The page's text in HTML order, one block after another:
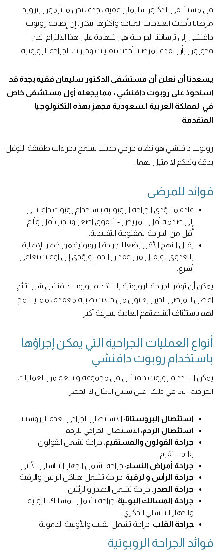
في مستشفى الدكتور سليمان فقيه ، جدة ، نحن ملتزمون بتزويد
مرضانا بأحدث العلاجات المتاحة وأكثرها ابتكارا. إن إضافة روبوت
دافنشي إلى ترسانتنا الجراحية هي شهادة على هذا الالتزام. نحن
فخورون بأن نقدم لمرضانا أحدث تقنيات وخبرات الجراحة الروبوتية
يسعدنا أن نعلن أن مستشفى الدكتور سليمان فقيه بجدة قد
استحوذ على روبوت دافنشي ، مما يجعله أول مستشفى خاص
في المملكة العربية السعودية مجهز بهذه التكنولوجيا
المتقدمة
روبوت دافنشي هو نظام جراحي حديث يسمح بإجراءات طفيفة التوغل
بدقة وتحكم لا مثيل لهما.
فوائد للمرضى
عادة ما تؤدي الجراحة الروبوتية باستخدام روبوت دافنشي
إلى صدمة أقل للمريض - شقوق أصغر وتندب أقل وألم
أقل من الجراحة المفتوحة التقليدية.
يقلل النهج الأقل بضعا للجراحة الروبوتية من خطر الإصابة
بالعدوى ، ويقلل من فقدان الدم ، ويؤدي إلى أوقات تعافي
أسرع.
يمكن أن توفر الجراحة الروبوتية باستخدام روبوت دافنشي شي نتائج
أفضل للمرضى الذين يعانون من حالات طبية معقدة ، مما يسمح
لهم باستئناف أنشطتهم العادية بسرعة أكبر.
أنواع العمليات الجراحية التي يمكن إجراؤها
باستخدام روبوت دافنشي
يمكن استخدام روبوت دافنشي في مجموعة واسعة من العمليات
الجراحية ، بما في ذلك ، على سبيل المثال لا الحصر:
استئصال البروستاتا: الاستئصال الجراحي لغدة البروستاتا
استئصال الرحم: الاستئصال الجراحي للرحم
جراحة القولون والمستقيم: جراحة تشمل القولون
والمستقيم
جراحة أمراض النساء: جراحة تشمل الجهاز التناسلي للأنثى
جراحة الرأس والرقبة: جراحة تشمل هياكل الرأس والرقبة
جراحة الصدر : جراحة تشمل الصدر والرئتين
جراحة المسالك البولية: جراحة تشمل المسالك البولية
والجهاز التناسلي الذكري
جراحة القلب: جراحة تشمل القلب والأوعية الدموية
فوائد الجراحة الروبوتية